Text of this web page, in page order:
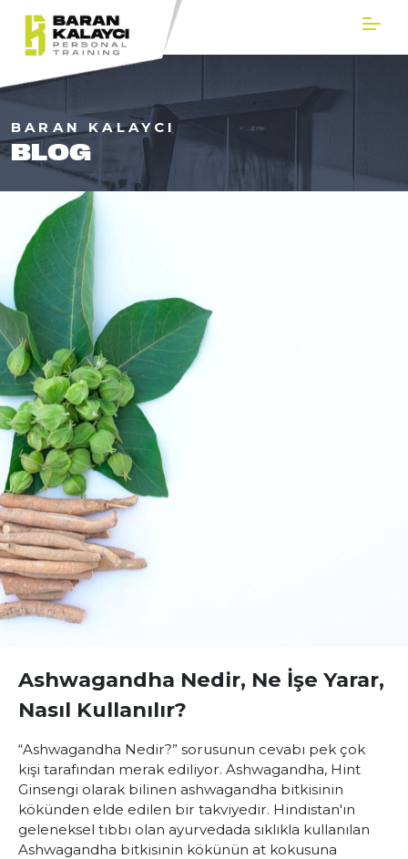
BARAN KALAYCI
BLOG
Ashwagandha Nedir, Ne İşe Yarar,
Nasıl Kullanılır?
“Ashwagandha Nedir?” sorusunun cevabı pek çok
kişi tarafından merak ediliyor. Ashwagandha, Hint
Ginsengi olarak bilinen ashwagandha bitkisinin
kökünden elde edilen bir takviyedir. Hindistan'ın
geleneksel tıbbı olan ayurvedada sıklıkla kullanılan
Ashwagandha bitkisinin kökünün at kokusuna